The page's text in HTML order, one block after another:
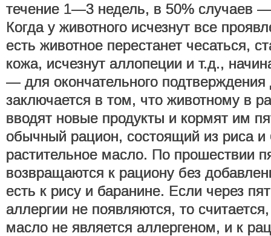
течение 1—3 недель, в 50% случаев
Когда у животного исчезнут все
есть животное перестанет чесаться,
кожа, исчезнут аллопеции и т.д.,
— для окончательного подтверждения
заключается в том, что животному в
вводят новые продукты и кормят им
обычный рацион, состоящий из риса
растительное масло. По прошествии
возвращаются к рациону без
есть к рису и баранине. Если через
аллергии не появляются, то
масло не является аллергеном, и к